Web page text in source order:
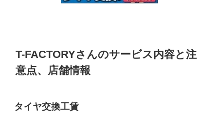
T-FACTORYさんのサービス内容と注
意点、店舗情報
タイヤ交換工賃